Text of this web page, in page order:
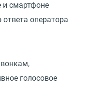
и смартфоне
оператора
голосовое